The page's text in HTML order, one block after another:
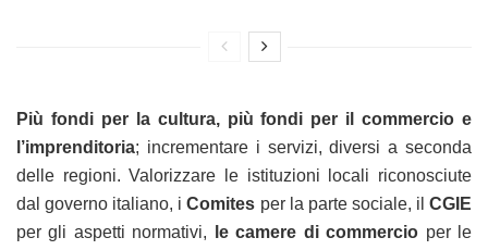
Più fondi per la cultura, più fondi per il commercio e
l’imprenditoria; incrementare i servizi, diversi a seconda
delle regioni. Valorizzare le istituzioni locali riconosciute
dal governo italiano, iComites per la parte sociale, ilCGIE
per gli aspetti normativi,
le camere di commercio per le